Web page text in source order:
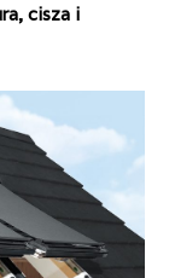
cisza i